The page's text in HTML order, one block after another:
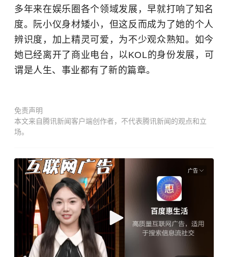
多年来在娱乐圈各个领域发展，早就打响了知名
度。阮小仪身材矮小，但这反而成为了她的个人
辨识度，加上精灵可爱，为不少观众熟知。如今
她已经离开了商业电台，以KOL的身份发展，可
谓是人生、事业都有了新的篇章。
免责声明
本文来自腾讯新闻客户端创作者，不代表腾讯新闻的观点和立
场。
广告